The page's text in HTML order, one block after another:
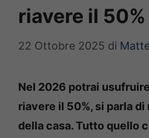
riavere il 50%
22 Ottobre 2025 di
Nel 2026 potrai
riavere il 50%, si parla
della casa. Tutto quello